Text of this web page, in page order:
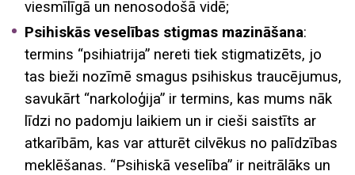
viesmīlīgā un nenosodošā vidē;
Psihiskās veselības stigmas mazināšana:
termins “psihiatrija” nereti tiek stigmatizēts, jo
tas bieži nozīmē smagus psihiskus traucējumus,
savukārt “narkoloģija” ir termins, kas mums nāk
līdzi no padomju laikiem un ir cieši saistīts ar
atkarībām, kas var atturēt cilvēkus no palīdzības
meklēšanas. “Psihiskā veselība” ir neitrālāks un